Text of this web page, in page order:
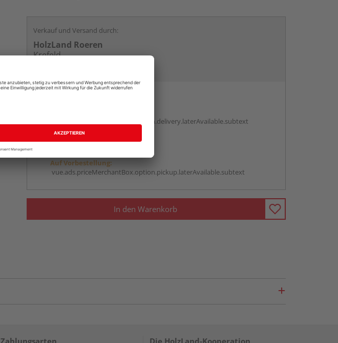
Verkauf und Versand durch:
HolzLand Roeren
Krefeld
vue.ads.priceMerchantBox.option.delivery.laterAvailable.subtext
Auf Vorbestellung:
vue.ads.priceMerchantBox.option.pickup.laterAvailable.subtext
In den Warenkorb
Zahlungsarten Die HolzLand-Kooperation